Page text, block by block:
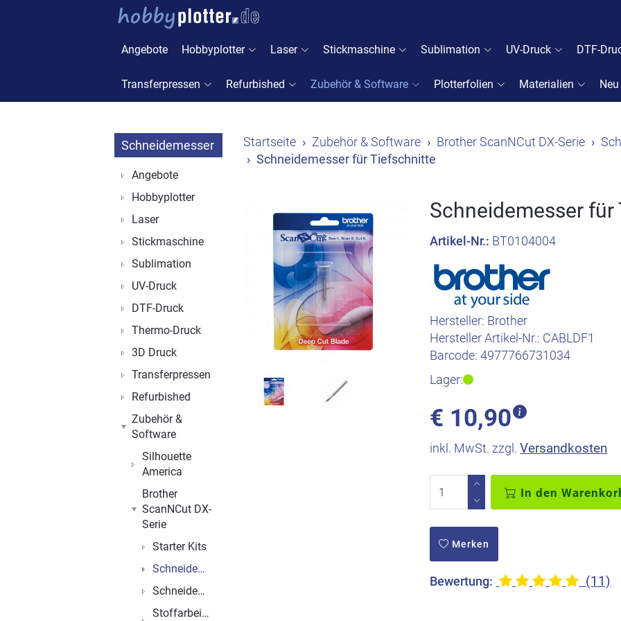
Angebote Hobbyplotter Laser Stickmaschine Sublimation UV-Druck DTF-
Transferpressen Refurbished Zubehör & Software Plotterfolien Materialien Neu
Startseite Zubehör & Software Brother ScanNCut DX-Serie
Schneidemesser für Tiefschnitte
Schneidemesser
Artikel-Nr.: BT0104004
Hersteller: Brother
Hersteller Artikel-Nr.: CABLDF1
Barcode:4977766731034
Lager:
€ 10,90
inkl. MwSt. zzgl.Versandkosten
In den
Merken
Bewertung: (11)
Schneidemesser
Angebote
Hobbyplotter
Laser
Stickmaschine
Sublimation
UV-Druck
DTF-Druck
Thermo-Druck
3D Druck
Transferpressen
Refurbished
Zubehör &
Software
Silhouette
America
Brother
ScanNCut DX-
Serie
Starter Kits
Schneidemesser
Schneidematten
Stoffarbeiten